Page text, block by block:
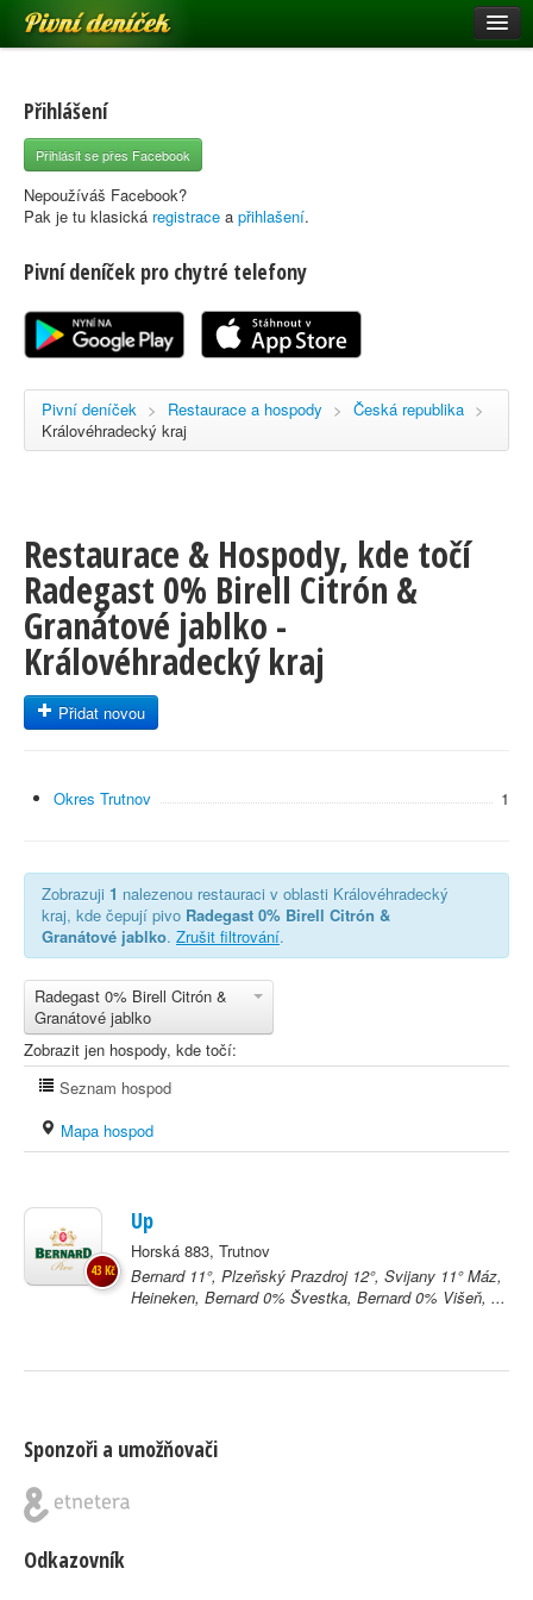
Pivní deníček
Pivní mapa
Pivní značky
Nápověda
Registrace
Přihlášení
Přihlásit se přes Facebook
Nepoužíváš Facebook?
Pak je tu klasická registrace a přihlašení.
Pivní deníček pro chytré telefony
Pivní deníček > Restaurace a hospody > Česká republika >
Královéhradecký kraj
Restaurace & Hospody, kde točí
Radegast 0% Birell Citrón &
Granátové jablko -
Královéhradecký kraj
Přidat novou
Okres Trutnov 1
Zobrazuji 1 nalezenou restauraci v oblasti Královéhradecký
kraj, kde čepují pivo Radegast 0% Birell Citrón &
Granátové jablko. Zrušit filtrování.
Radegast 0% Birell Citrón &
Granátové jablko
Zobrazit jen hospody, kde točí:
Seznam hospod
Mapa hospod
Up
Horská 883, Trutnov
Bernard 11°, Plzeňský Prazdroj 12°, Svijany 11° Máz,
Heineken, Bernard 0% Švestka, Bernard 0% Višeň, ...
43 Kč
Sponzoři a umožňovači
Odkazovník